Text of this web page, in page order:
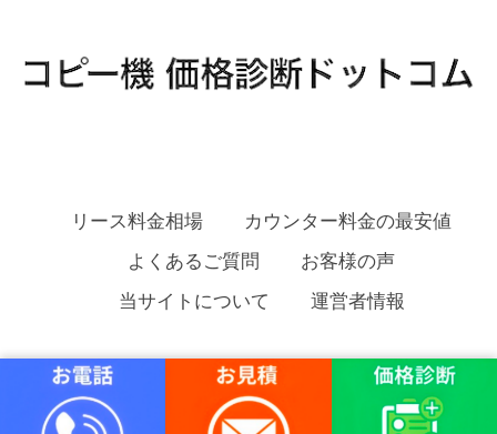
リース料金相場
カウンター料金の最安値
よくあるご質問
お客様の声
当サイトについて
運営者情報
コピー機 価格診断ドットコム Copyright